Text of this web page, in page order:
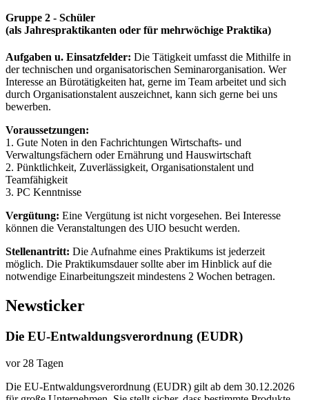
Gruppe 2 - Schüler
(als Jahrespraktikanten oder für mehrwöchige Praktika)
Aufgaben u. Einsatzfelder: Die Tätigkeit umfasst die Mithilfe in
der technischen und organisatorischen Seminarorganisation. Wer
Interesse an Bürotätigkeiten hat, gerne im Team arbeitet und sich
durch Organisationstalent auszeichnet, kann sich gerne bei uns
bewerben.
Voraussetzungen:
1. Gute Noten in den Fachrichtungen Wirtschafts- und
Verwaltungsfächern oder Ernährung und Hauswirtschaft
2. Pünktlichkeit, Zuverlässigkeit, Organisationstalent und
Teamfähigkeit
3. PC Kenntnisse
Vergütung: Eine Vergütung ist nicht vorgesehen. Bei Interesse
können die Veranstaltungen des UIO besucht werden.
Stellenantritt: Die Aufnahme eines Praktikums ist jederzeit
möglich. Die Praktikumsdauer sollte aber im Hinblick auf die
notwendige Einarbeitungszeit mindestens 2 Wochen betragen.
Newsticker
Die EU-Entwaldungsverordnung (EUDR)
vor 28 Tagen
Die EU-Entwaldungsverordnung (EUDR) gilt ab dem 30.12.2026